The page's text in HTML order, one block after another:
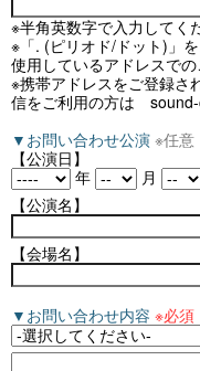
※半角英数字で入力してく
※「. (ピリオド/ドット)」
使用しているアドレスでの
※携帯アドレスをご登録さ
信をご利用の方は
▼お問い合わせ公演 ※任意
【公演日】
年
月
【公演名】
【会場名】
▼お問い合わせ内容 ※必須